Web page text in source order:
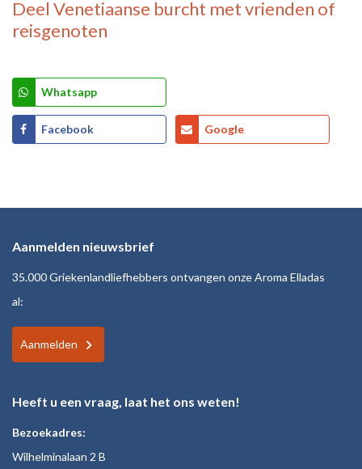
Deel Venetiaanse burcht met vrienden of
reisgenoten
Whatsapp
Facebook Google
Aanmelden nieuwsbrief
35.000 Griekenlandliefhebbers ontvangen onze Aroma Elladas
al:
Aanmelden
Heeft u een vraag, laat het ons weten!
Bezoekadres:
Wilhelminalaan 2 B